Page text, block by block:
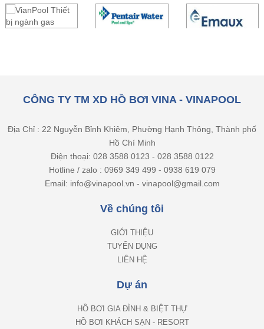
CÔNG TY TM XD HỒ BƠI VINA - VINAPOOL
Địa Chỉ : 22 Nguyễn Bỉnh Khiêm, Phường Hạnh Thông, Thành phố
Hồ Chí Minh
Điện thoại: 028 3588 0123 - 028 3588 0122
Hotline / zalo : 0969 349 499 - 0938 619 079
Email: info@vinapool.vn - vinapool@gmail.com
Về chúng tôi
GIỚI THIỆU
TUYỂN DỤNG
LIÊN HỆ
Dự án
HỒ BƠI GIA ĐÌNH & BIỆT THỰ
HỒ BƠI KHÁCH SẠN - RESORT